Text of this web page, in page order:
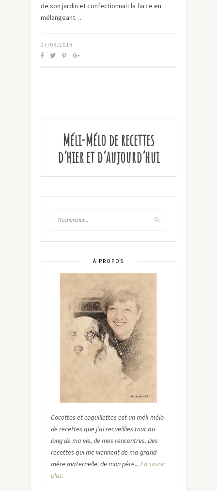
de son jardin et confectionnait la farce en
mélangeant…
27/09/2018
Méli-Mélo de recettes
d’hier et d’aujourd’hui
À PROPOS
Cocottes et coquillettes est un méli-mélo
de recettes que j’ai recueillies tout au
long de ma vie, de mes rencontres. Des
recettes qui me viennent de ma grand-
mère maternelle, de mon père... En savoir
plus.